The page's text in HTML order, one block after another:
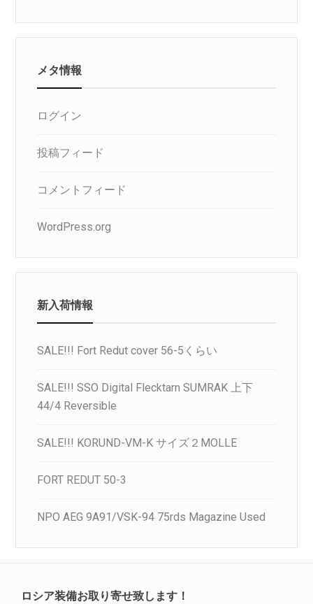
メタ情報
ログイン
投稿フィード
コメントフィード
WordPress.org
新入荷情報
SALE!!! Fort Redut cover 56-5くらい
SALE!!! SSO Digital Flecktarn SUMRAK 上下
44/4 Reversible
SALE!!! KORUND-VM-K サイズ２MOLLE
FORT REDUT 50-3
NPO AEG 9A91/VSK-94 75rds Magazine Used
ロシア装備お取り寄せ致します！